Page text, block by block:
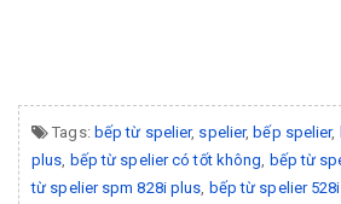
Tags: bếp từ spelier, spelier,bếp spelier,
plus bếp từ spelier có tốt không bếp từ
từ spelier spm 828i plus bếp từ spelier